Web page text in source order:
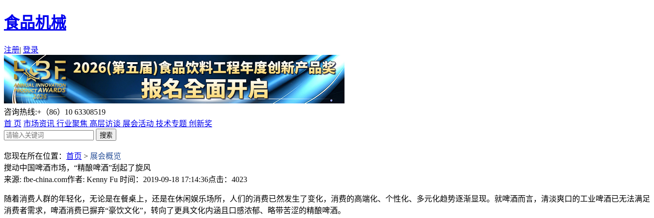
食品机械
注册| 登录
咨询热线:+（86）10 63308519
首 页 市场资讯 行业聚焦 高层访谈 展会活动 技术专题 创新奖
您现在所在位置： 首页 > 展会概览
搅动中国啤酒市场，“精酿啤酒”刮起了旋风
来源: fbe-china.com作者: Kenny Fu 时间：2019-09-18 17:14:36点击：4023
随着消费人群的年轻化，无论是在餐桌上，还是在休闲娱乐场所，人们的消费已然发生了变化，消费的高端化、个性化、多元化趋势逐渐显现。就啤酒而言，清淡爽口的工业啤酒已无法满足
消费者需求，啤酒消费已摒弃“豪饮文化”，转向了更具文化内涵且口感浓郁、略带苦涩的精酿啤酒。